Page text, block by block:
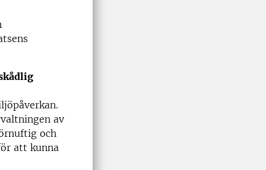
av
och
att kunna